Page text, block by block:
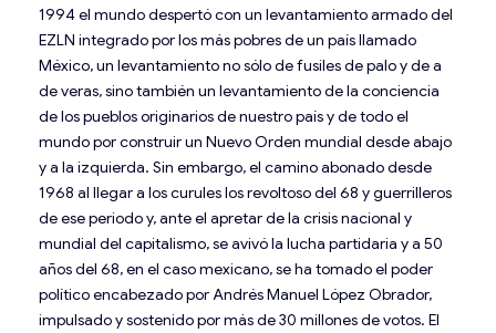
1994 el mundo despertó con un levantamiento armado del
EZLN integrado por los más pobres de un país llamado
México, un levantamiento no sólo de fusiles de palo y de a
de veras, sino también un levantamiento de la conciencia
de los pueblos originarios de nuestro país y de todo el
mundo por construir un Nuevo Orden mundial desde abajo
y a la izquierda. Sin embargo, el camino abonado desde
1968 al llegar a los curules los revoltoso del 68 y guerrilleros
de ese periodo y, ante el apretar de la crisis nacional y
mundial del capitalismo, se avivó la lucha partidaria y a 50
años del 68, en el caso mexicano, se ha tomado el poder
político encabezado por Andrés Manuel López Obrador,
impulsado y sostenido por más de 30 millones de votos. El